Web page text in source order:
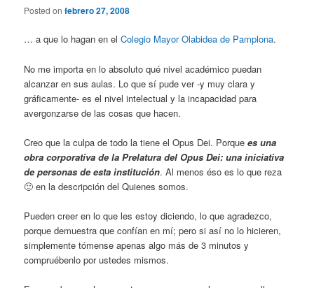
Posted onfebrero 27, 2008
… a que lo hagan en elColegio Mayor Olabidea de Pamplona.
No me importa en lo absoluto qué nivel académico puedan
alcanzar en sus aulas. Lo que sí pude ver -y muy clara y
gráficamente- es el nivel intelectual y la incapacidad para
avergonzarse de las cosas que hacen.
Creo que la culpa de todo la tiene el Opus Dei. Porquees una
obra corporativa de la Prelatura del Opus Dei: una iniciativa
de personas de esta institución. Al menos éso es lo que reza
🙂 en la descripción del Quienes somos.
Pueden creer en lo que les estoy diciendo, lo que agradezco,
porque demuestra que confían en mí; pero si así no lo hicieren,
simplemente tómense apenas algo más de 3 minutos y
compruébenlo por ustedes mismos.